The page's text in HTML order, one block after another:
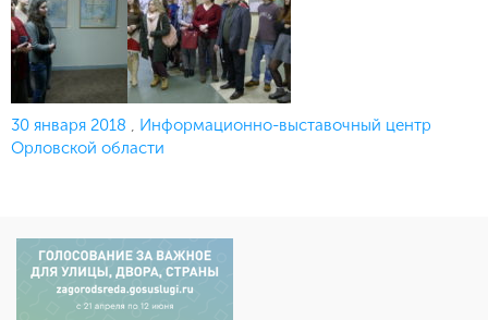
Опубликовано
30 января 2018
Информационно-выставочный центр
Орловской области